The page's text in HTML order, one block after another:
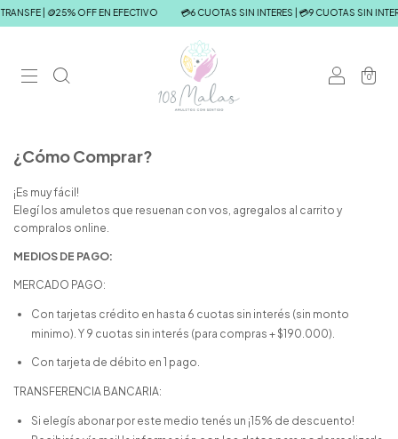
| 🪙25% OFF EN EFECTIVO 💳6 CUOTAS SIN INTERES | 💳9 CUOTAS SIN
0
¿Cómo Comprar?
¡Es muy fácil!
Elegí los amuletos que resuenan con vos, agregalos al carrito y
compralos online.
MEDIOS DE PAGO:
MERCADO PAGO:
Con tarjetas crédito en hasta 6 cuotas sin interés (sin monto
minimo). Y 9 cuotas sin interés (para compras + $190.000).
Con tarjeta de débito en 1 pago.
TRANSFERENCIA BANCARIA:
Si elegís abonar por este medio tenés un ¡15% de descuento!